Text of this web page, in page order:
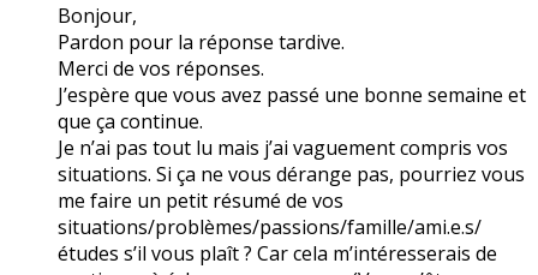
Bonjour,
Pardon pour la réponse tardive.
Merci de vos réponses.
J’espère que vous avez passé une bonne semaine et
que ça continue.
Je n’ai pas tout lu mais j’ai vaguement compris vos
situations. Si ça ne vous dérange pas, pourriez vous
me faire un petit résumé de vos
situations/problèmes/passions/famille/ami.e.s/
études s’il vous plaît ? Car cela m’intéresserais de